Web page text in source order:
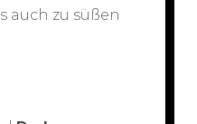
auch zu süßen